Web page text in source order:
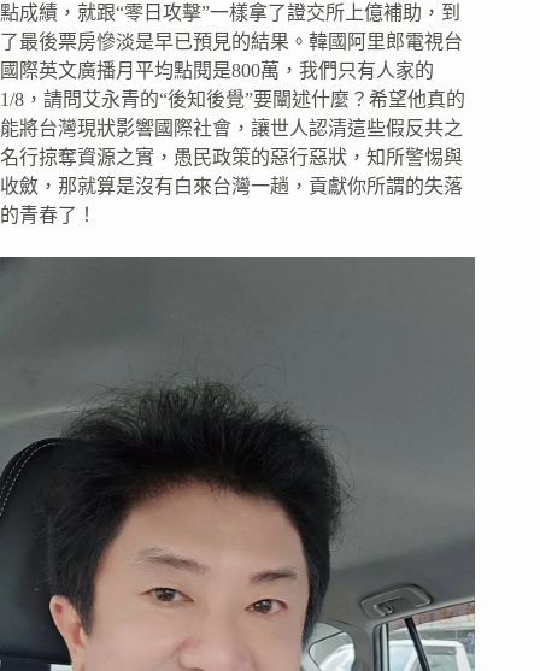
點成績，就跟“零日攻擊”一樣拿了證交所上億補助，到
了最後票房慘淡是早已預見的結果。韓國阿里郎電視台
國際英文廣播月平均點閱是800萬，我們只有人家的
1/8，請問艾永青的“後知後覺”要闡述什麼？希望他真的
能將台灣現狀影響國際社會，讓世人認清這些假反共之
名行掠奪資源之實，愚民政策的惡行惡狀，知所警惕與
收斂，那就算是沒有白來台灣一趟，貢獻你所謂的失落
的青春了！